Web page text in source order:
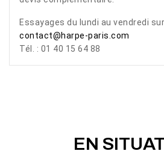
Essayages du lundi au vendredi
contact@harpe-paris.com
Tél. : 01 40 15 64 88
EN